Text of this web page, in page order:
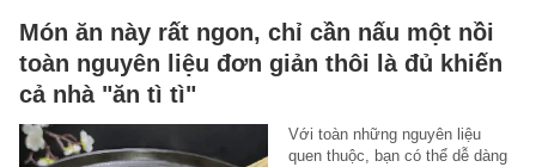
Món ăn này rất ngon, chỉ cần nấu một nồi
toàn nguyên liệu đơn giản thôi là đủ khiến
cả nhà "ăn tì tì"
Với toàn những nguyên liệu
quen thuộc, bạn có thể dễ dàng